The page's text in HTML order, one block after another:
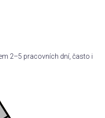
2–5 pracovních dní, často i